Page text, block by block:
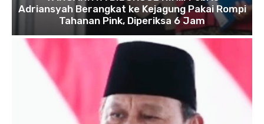
Adriansyah Berangkat ke Kejagung Pakai Rompi
Tahanan Pink, Diperiksa 6 Jam